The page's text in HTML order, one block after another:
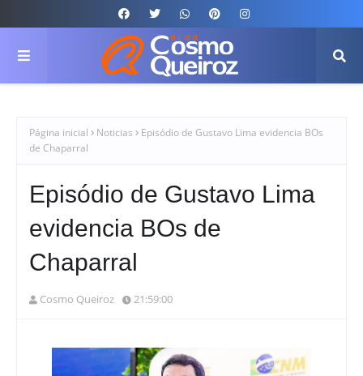
Página inicial Noticias
Episódio de Gustavo Lima evidencia BOs
de Chaparral
Episódio de Gustavo Lima
evidencia BOs de
Chaparral
Cosmo Queiroz 21:59:00